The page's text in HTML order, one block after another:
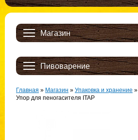
Магазин
Пивоварение
Главная » Магазин » Упаковка и хранение »
Упор для пеногасителя ITAP